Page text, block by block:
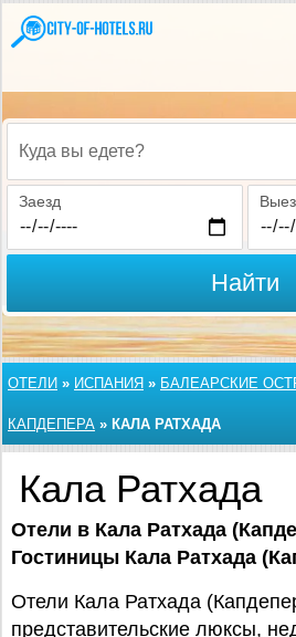
Куда вы едете?
Заезд
Найти
ОТЕЛИ » ИСПАНИЯ » БАЛЕАРСКИЕ
КАПДЕПЕРА » КАЛА РАТХАДА
Кала Ратхада
Отели в Кала Ратхада
Гостиницы Кала Ратхада
Отели Кала Ратхада
представительские люксы,